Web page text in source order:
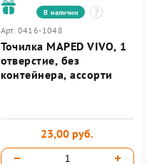
В наличии
Арт. 0416-1048
Точилка MAPED VIVO, 1
отверстие, без
контейнера, ассорти
23,00 руб.